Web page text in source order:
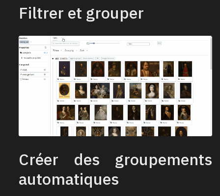
Filtrer et grouper
Créer des groupements
automatiques